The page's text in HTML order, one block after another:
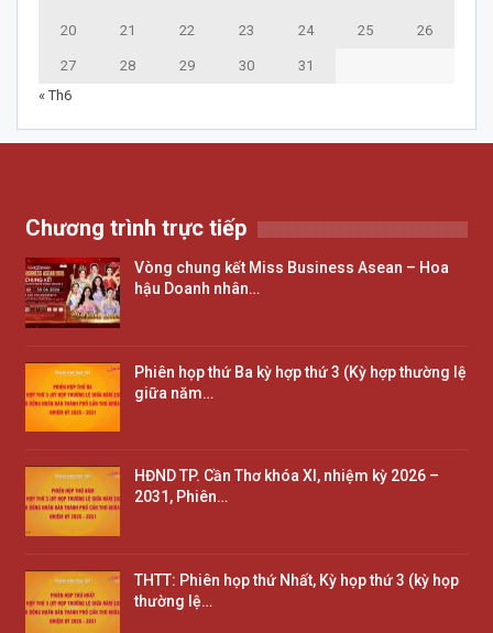
20 21 22 23 24 25 26
27 28 29 30
31
« Th6
Chương trình trực tiếp
Vòng chung kết Miss Business Asean – Hoa
hậu Doanh nhân…
Phiên họp thứ Ba kỳ hợp thứ 3 (Kỳ hợp thường lệ
giữa năm…
HĐND TP. Cần Thơ khóa XI, nhiệm kỳ 2026 –
2031, Phiên…
THTT: Phiên họp thứ Nhất, Kỳ họp thứ 3 (kỳ họp
thường lệ…